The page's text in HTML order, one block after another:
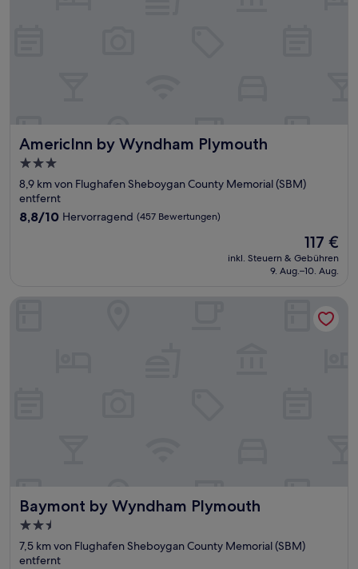
AmericInn by Wyndham Plymouth
AmericInn by Wyndham Plymouth
3.0-
Sterne-
Unterkunft
8,9 km von Flughafen Sheboygan County Memorial (SBM)
entfernt
8.8
8,8/10 Hervorragend (457 Bewertungen)
Der
Preis
beträgt
117 €
inkl. Steuern & Gebühren
9. Aug.–10. Aug.
Baymont by Wyndham Plymouth
Baymont by Wyndham Plymouth
2.5-
Sterne-
Unterkunft
7,5 km von Flughafen Sheboygan County Memorial (SBM)
entfernt
Baymont by Wyndham Plymouth